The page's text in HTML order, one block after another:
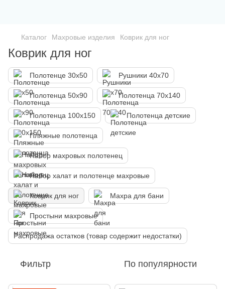
Каталог Махровые изделия Коврик для ног
Коврик для ног
Полотенце 30х50 Рушники 40х70
Полотенца 50х90 Полотенца 70х140
Полотенца 100х150 Полотенца детские
Пляжные полотенца
Набор махровых полотенец
Набор халат и полотенце махровые
Коврик для ног Махра для бани
Простыни махровые
Распродажа остатков (товар содержит недостатки)
Фильтр По популярности